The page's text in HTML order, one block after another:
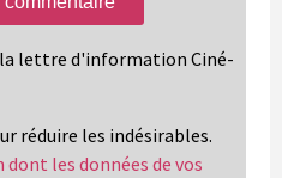
lettre d'information Ciné-
réduire les indésirables.
les données de vos